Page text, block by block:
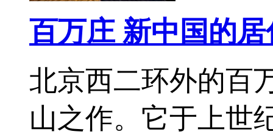
百万庄 新中国的
北京西二环外的百
山之作。它于上世